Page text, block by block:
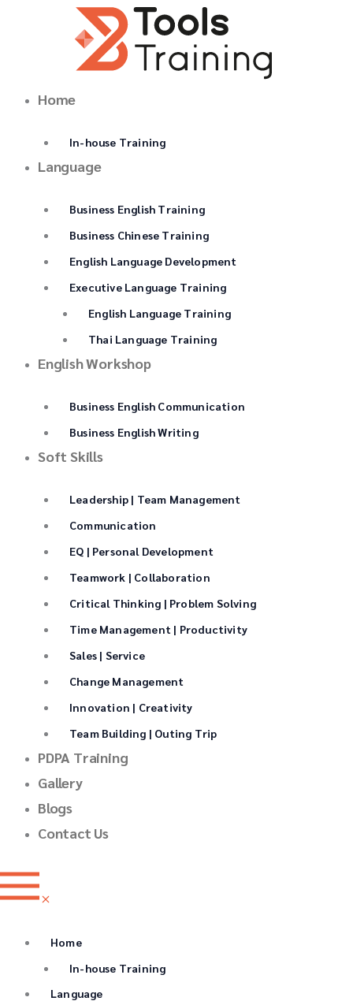
Home
In-house Training
Language
Business English Training
Business Chinese Training
English Language Development
Executive Language Training
English Language Training
Thai Language Training
English Workshop
Business English Communication
Business English Writing
Soft Skills
Leadership | Team Management
Communication
EQ | Personal Development
Teamwork | Collaboration
Critical Thinking | Problem Solving
Time Management | Productivity
Sales | Service
Change Management
Innovation | Creativity
Team Building | Outing Trip
PDPA Training
Gallery
Blogs
Contact Us
Home
In-house Training
Language